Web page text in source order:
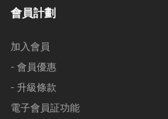
會員計劃
加入會員
- 會員優惠
- 升級條款
電子會員証功能